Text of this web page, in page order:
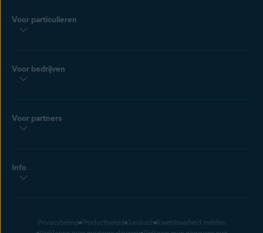
Voor particulieren
Voor bedrijven
Voor partners
Info
Privacybeleid Productbeleid Juridisch Kwetsbaarheid melden